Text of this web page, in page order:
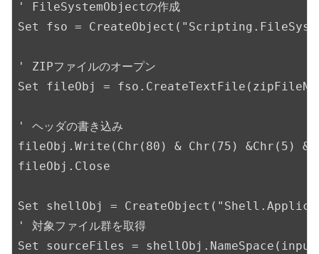
' FileSystemObjectの作成
Set fso =
' ZIPファイルのオープン
Set fileObj =
' ヘッダの書き込み
fileObj.Write(Chr(80) & Chr(75) &Chr(5)
fileObj.Close
Set shellObj =
' 対象ファイル群を取得
Set sourceFiles =